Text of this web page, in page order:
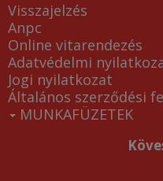
Visszajelzés
Anpc
Online vitarendezés
Adatvédelmi
Jogi nyilatkozat
Általános szerződési
MUNKAFÜZETEK